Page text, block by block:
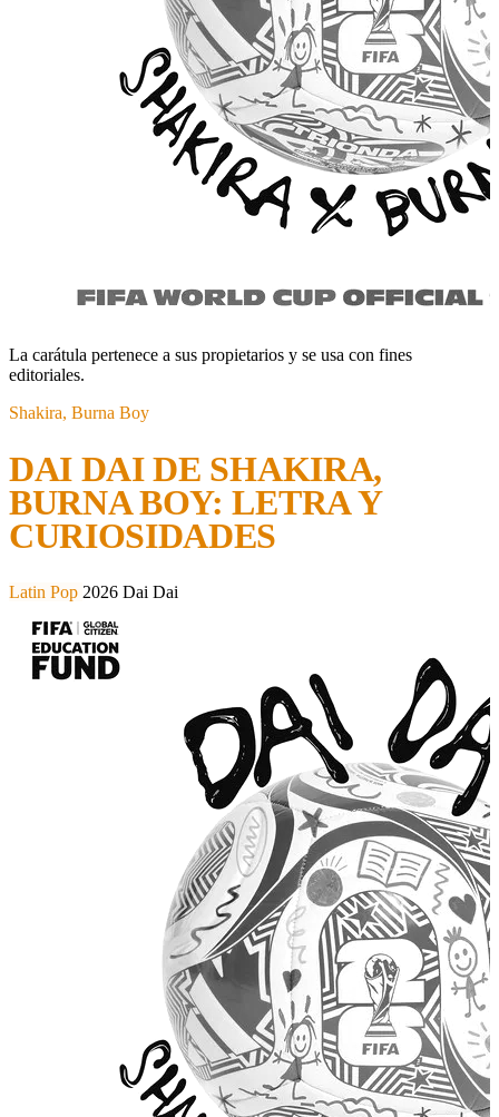
La carátula pertenece a sus propietarios y se usa con fines
editoriales.
Shakira, Burna Boy
DAI DAI DE SHAKIRA,
BURNA BOY: LETRA Y
CURIOSIDADES
Latin Pop 2026 Dai Dai